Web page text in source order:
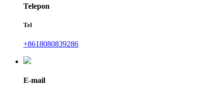
Telepon
Tel
+8618080839286
E-mail